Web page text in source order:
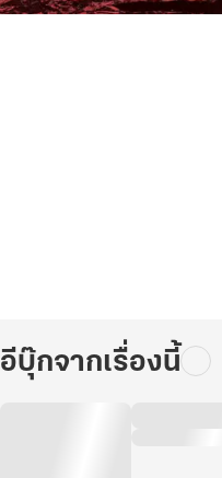
อีบุ๊กจากเรื่องนี้